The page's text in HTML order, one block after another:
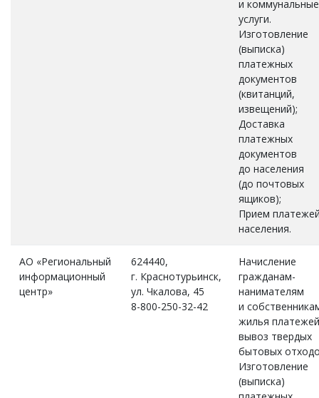
и коммунальные
услуги.
Изготовление
(выписка)
платежных
документов
(квитанций,
извещений);
Доставка
платежных
документов
до населения
(до почтовых
ящиков);
Прием
населения.
АО «Региональный
информационный
центр»
624440,
г. Краснотурьинск,
ул. Чкалова, 45
8-800-250-32-42
Начисление
гражданам-
нанимателям
и
жилья
вывоз твердых
бытовых
Изготовление
(выписка)